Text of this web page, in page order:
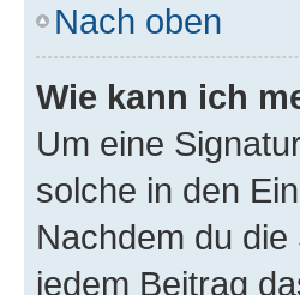
Nach oben
Wie kann ich
Um eine
solche in den
Nachdem du
jedem Beitrag